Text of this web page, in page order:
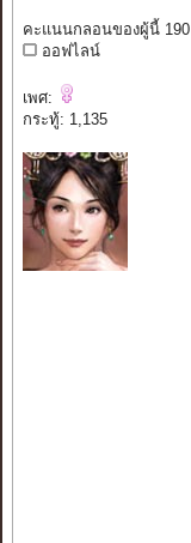
คะแนนกลอนของผู้นี้ 190
ออฟไลน์
เพศ:
กระทู้: 1,135